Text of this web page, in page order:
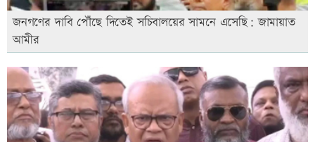
জনগণের দাবি পৌঁছে দিতেই সচিবালয়ের সামনে এসেছি: জামায়াত
আমীর